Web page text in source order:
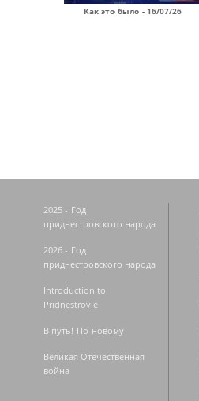
Как это было - 16/07/26
2025 - Год
приднестровского народа
2026 - Год
приднестровского народа
Introduction to
Pridnestrovie
В путь! По-новому
Великая Отечественная
война